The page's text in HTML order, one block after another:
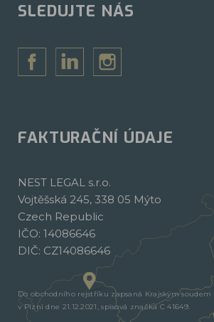
SLEDUJTE NÁS
FAKTURAČNÍ ÚDAJE
NEST LEGAL s.r.o.
Vojtěšská 245, 338 05 Mýto
Czech Republic
IČO: 14086646
DIČ: CZ14086646
Do obchodního rejstříku zapsaná Krajským soudem
v Plzni dne 21.12.2021, spisová značka C 41649.